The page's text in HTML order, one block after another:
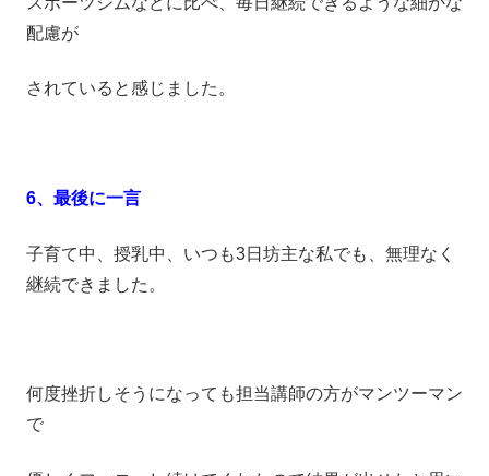
配慮が
されていると感じました。
6、最後に一言
子育て中、授乳中、いつも3日坊主な私でも、無理なく
継続できました。
何度挫折しそうになっても担当講師の方がマンツーマン
で